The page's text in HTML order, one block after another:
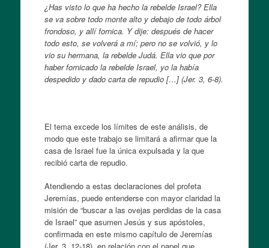
¿Has visto lo que ha hecho la rebelde Israel? Ella
se va sobre todo monte alto y debajo de todo árbol
frondoso, y allí fornica. Y dije: después de hacer
todo esto, se volverá a mí; pero no se volvió, y lo
vio su hermana, la rebelde Judá. Ella vio que por
haber fornicado la rebelde Israel, yo la había
despedido y dado carta de repudio […] (Jer. 3, 6-8).
El tema excede los límites de este análisis, de
modo que este trabajo se limitará a afirmar que la
casa de Israel fue la única expulsada y la que
recibió carta de repudio.
Atendiendo a estas declaraciones del profeta
Jeremías, puede entenderse con mayor claridad la
misión de “buscar a las ovejas perdidas de la casa
de Israel” que asumen Jesús y sus apóstoles,
confirmada en este mismo capítulo de Jeremías